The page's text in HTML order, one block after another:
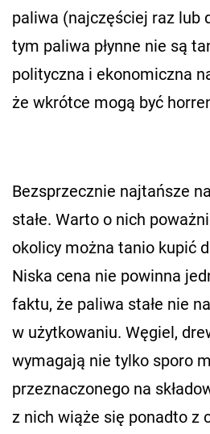
paliwa (najczęściej raz lub
tym paliwa płynne nie są
polityczna i ekonomiczna
że wkrótce mogą być
Bezsprzecznie najtańsze
stałe. Warto o nich
okolicy można tanio kupić
Niska cena nie powinna
faktu, że paliwa stałe nie
w użytkowaniu. Węgiel,
wymagają nie tylko sporo
przeznaczonego na
z nich wiąże się ponadto z